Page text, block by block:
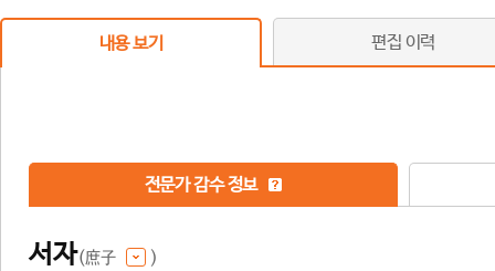
내용 보기 편집 이력
전문가 감수 정보
서자(庶子 )